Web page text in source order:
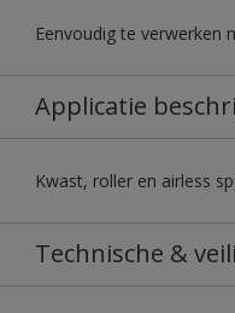
Eenvoudig te verwerken
Applicatie
Kwast, roller en airless
Technische &